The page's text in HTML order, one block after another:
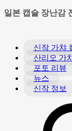
일본 캡슐 장난감
신작 가챠
산리오 가
포토 리뷰
뉴스
신작 정보